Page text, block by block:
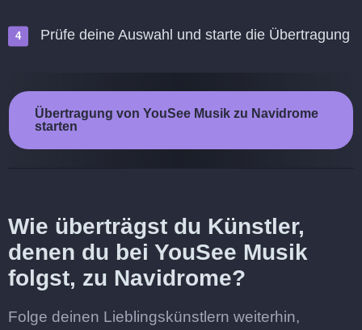
Prüfe deine Auswahl und starte die Übertragung
Übertragung von YouSee Musik zu Navidrome
starten
Wie überträgst du Künstler,
denen du bei YouSee Musik
folgst, zu Navidrome?
Folge deinen Lieblingskünstlern weiterhin,